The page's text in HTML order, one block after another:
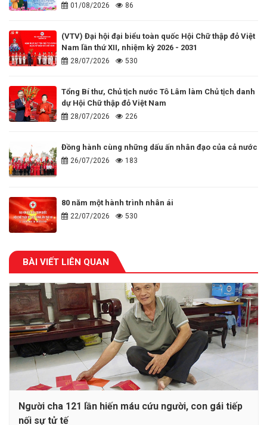
01/08/2026 86
(VTV) Đại hội đại biểu toàn quốc Hội Chữ thập đỏ Việt
Nam lần thứ XII, nhiệm kỳ 2026 - 2031
28/07/2026 530
Tổng Bí thư, Chủ tịch nước Tô Lâm làm Chủ tịch danh
dự Hội Chữ thập đỏ Việt Nam
28/07/2026 226
Đồng hành cùng những dấu ấn nhân đạo của cả nước
26/07/2026 183
80 năm một hành trình nhân ái
22/07/2026 530
BÀI VIẾT LIÊN QUAN
Người cha 121 lần hiến máu cứu người, con gái tiếp
nối sự tử tế